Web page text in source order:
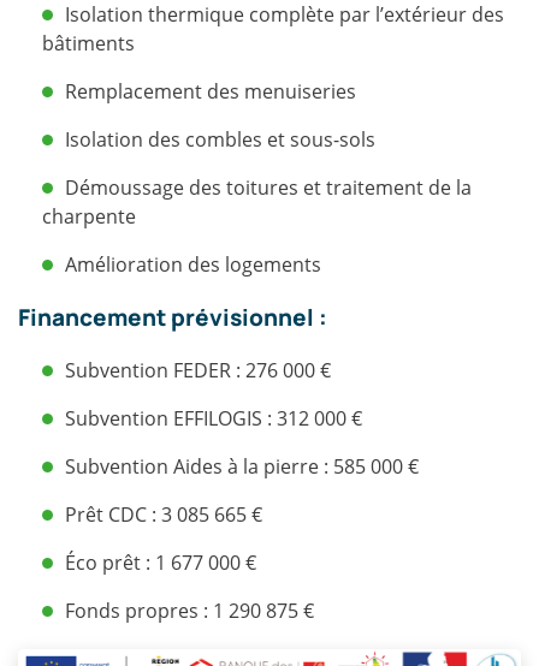
Isolation thermique complète par l’extérieur des
bâtiments
Remplacement des menuiseries
Isolation des combles et sous-sols
Démoussage des toitures et traitement de la
charpente
Amélioration des logements
Financement prévisionnel :
Subvention FEDER : 276 000 €
Subvention EFFILOGIS : 312 000 €
Subvention Aides à la pierre : 585 000 €
Prêt CDC : 3 085 665 €
Éco prêt : 1 677 000 €
Fonds propres : 1 290 875 €